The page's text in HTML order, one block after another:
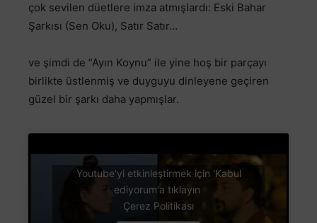
çok sevilen düetlere imza atmışlardı: Eski Bahar
Şarkısı (Sen Oku), Satır Satır…
ve şimdi de “Ayın Koynu” ile yine hoş bir parçayı
birlikte üstlenmiş ve duyguyu dinleyene geçiren
güzel bir şarkı daha yapmışlar.
Youtube'yi etkinleştirmek için 'Kabul
ediyorum'a tıklayın
Çerez Politikası